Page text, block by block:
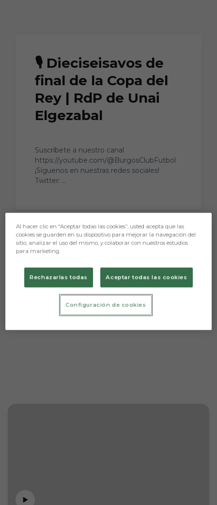
🎙 Dieciseisavos de
final de la Copa del
Rey | RdP de Unai
Elgezabal
Suscríbete a nuestro canal
https://youtube.com/@BurgosClubFutbol
¡Síguenos en nuestras redes sociales!
Twitter: ...
Aún no hay reacciones. ¡Sé el primero!
Al hacer clic en “Aceptar todas las cookies”, usted acepta que las
cookies se guarden en su dispositivo para mejorar la navegación del
sitio, analizar el uso del mismo, y colaborar con nuestros estudios
para marketing.
Rechazarlas todas Aceptar todas las cookies
Configuración de cookies